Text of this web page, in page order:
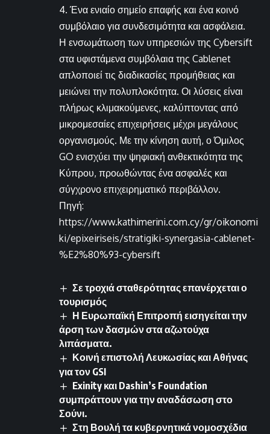
4. Ένα ενιαίο σημείο επαφής και ένα κοινό
συμβόλαιο για συνδεσιμότητα και ασφάλεια.
Η ενσωμάτωση των υπηρεσιών της Cybersift
στα υφιστάμενα συμβόλαια της Cablenet
απλοποιεί τις διαδικασίες προμήθειας και
μειώνει την πολυπλοκότητα. Οι λύσεις είναι
πλήρως κλιμακούμενες, καλύπτοντας από
μικρομεσαίες επιχειρήσεις μέχρι μεγάλους
οργανισμούς. Με την κίνηση αυτή, ο Όμιλος
GO ενισχύει την ψηφιακή ανθεκτικότητα της
Κύπρου, προωθώντας ένα ασφαλές και
σύγχρονο επιχειρηματικό περιβάλλον.
Πηγή:
https://www.kathimerini.com.cy/gr/oikonomi
ki/epixeiriseis/stratigiki-synergasia-cablenet-
%E2%80%93-cybersift
Σε τροχιά σταθερότητας επανέρχεται ο
τουρισμός
Η Ευρωπαϊκή Επιτροπή εισηγείται την
άρση των δασμών στα αζωτούχα
λιπάσματα.
Κοινή επιστολή Λευκωσίας και Αθήνας
για τον GSI
Exinity και Dashin’s Foundation
συμπράττουν για την αναδάσωση στο
Σούνι.
Στη Βουλή τα κυβερνητικά νομοσχέδια